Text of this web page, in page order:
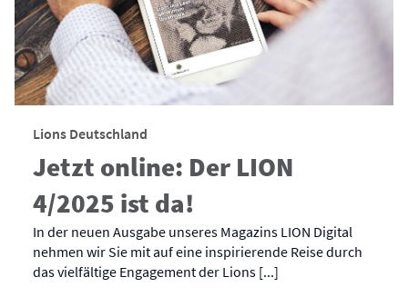
Lions Deutschland
Jetzt online: Der LION
4/2025 ist da!
In der neuen Ausgabe unseres Magazins LION Digital
nehmen wir Sie mit auf eine inspirierende Reise durch
das vielfältige Engagement der Lions [...]